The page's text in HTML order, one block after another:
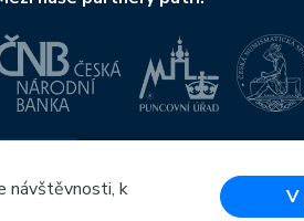
OP Podnikání a inovace pro
návštěvnosti, k
V